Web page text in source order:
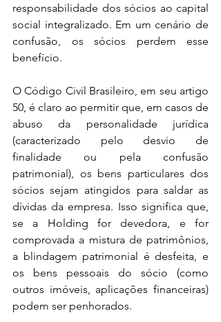
responsabilidade dos sócios ao capital
social integralizado. Em um cenário de
confusão, os sócios perdem esse
benefício.
O Código Civil Brasileiro, em seu artigo
50, é claro ao permitir que, em casos de
abuso da personalidade jurídica
(caracterizado pelo desvio de
finalidade ou pela confusão
patrimonial), os bens particulares dos
sócios sejam atingidos para saldar as
dívidas da empresa. Isso significa que,
se a Holding for devedora, e for
comprovada a mistura de patrimônios,
a blindagem patrimonial é desfeita, e
os bens pessoais do sócio (como
outros imóveis, aplicações financeiras)
podem ser penhorados.